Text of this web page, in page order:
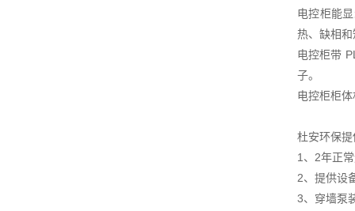
电控柜能
热、缺相
电控柜带
子。
电控柜柜
杜安环保
1、2年正
2、提供设
3、穿墙泵